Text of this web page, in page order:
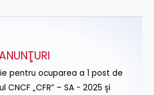
pentru ocuparea a 1 post de
„CFR” – SA - 2025 și